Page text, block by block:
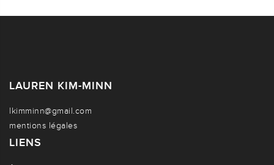
LAUREN KIM-MINN
lkimminn@gmail.com
mentions légales
LIENS